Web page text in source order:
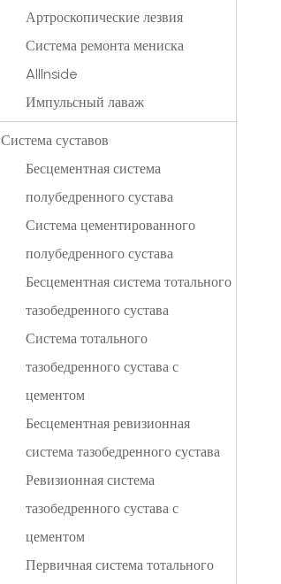
Артроскопические лезвия
Система ремонта мениска
AllInside
Импульсный лаваж
Система суставов
Бесцементная система
полубедренного сустава
Система цементированного
полубедренного сустава
Бесцементная система тотального
тазобедренного сустава
Система тотального
тазобедренного сустава с
цементом
Бесцементная ревизионная
система тазобедренного сустава
Ревизионная система
тазобедренного сустава с
цементом
Первичная система тотального